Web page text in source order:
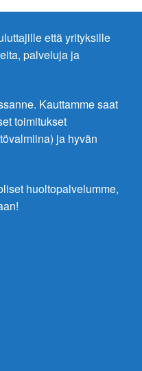
että yrityksille
palveluja ja
Kauttamme saat
toimitukset
ja hyvän
huoltopalvelumme,